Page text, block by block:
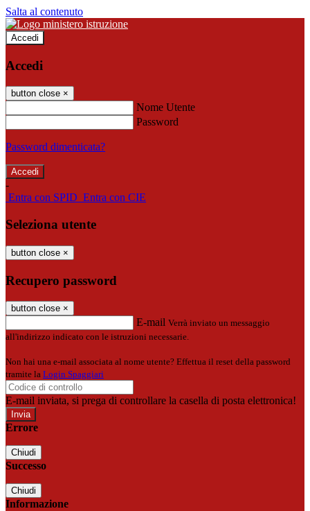
Salta al contenuto
Accedi
Accedi
button close ×
Nome Utente
Password
Password dimenticata?
-
Entra con SPID Entra con CIE
Seleziona utente
button close ×
Recupero password
button close ×
E-mail Verrà inviato un messaggio
all'indirizzo indicato con le istruzioni necessarie.
Non hai una e-mail associata al nome utente? Effettua il reset della password
tramite la Login Spaggiari
E-mail inviata, si prega di controllare la casella di posta elettronica!
Errore
Chiudi
Successo
Chiudi
Informazione